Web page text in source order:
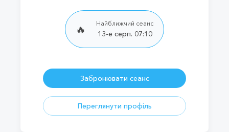
🔥
Найближчий сеанс
13-е серп. 07:10
Забронювати сеанс
Переглянути профіль